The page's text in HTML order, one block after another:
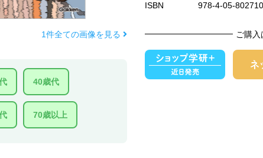
1件全ての画像を見る
40歳代
70歳以上
ISBN
978-4-05-
ご購入